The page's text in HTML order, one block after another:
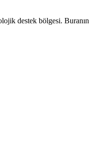
destek bölgesi. Buranın